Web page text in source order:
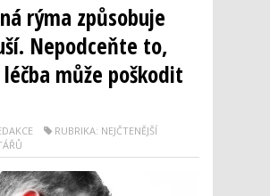
rýma způsobuje
Nepodceňte to,
může poškodit
RUBRIKA: NEJČTENĚJŠÍ